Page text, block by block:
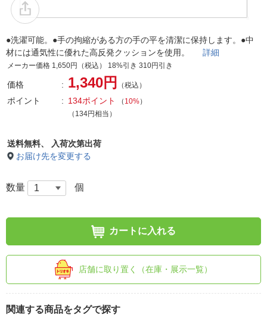
●洗濯可能。●手の拘縮がある方の手の平を清潔に保持します。●中
材には通気性に優れた高反発クッションを使用。 詳細
メーカー価格 1,650円（税込） 18%引き 310円引き
価格 1,340円 （税込）
ポイント 134ポイント （ 10%）
（134円相当）
送料無料、
入荷次第出荷
お届け先を変更する
数量 個
カートに入れる
店舗に取り置く（在庫・展示一覧）
関連する商品をタグで探す